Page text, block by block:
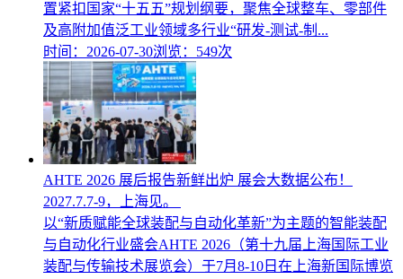
置紧扣国家“十五五”规划纲要，聚焦全球整车、零部件
及高附加值泛工业领域多行业“研发-测试-制...
时间：2026-07-30浏览：549次
AHTE 2026 展后报告新鲜出炉 展会大数据公布！
2027.7.7-9，上海见。
以“新质赋能全球装配与自动化革新”为主题的智能装配
与自动化行业盛会AHTE 2026（第十九届上海国际工业
装配与传输技术展览会）于7月8-10日在上海新国际博览